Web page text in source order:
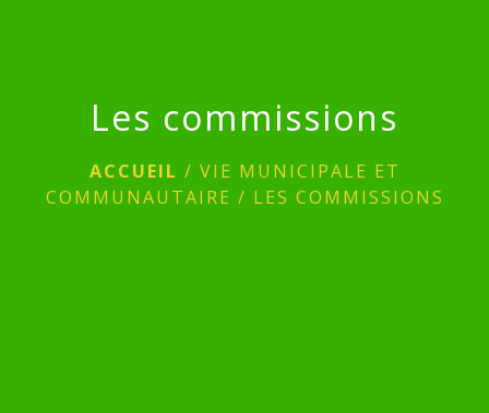
Les commissions
ACCUEIL / VIE MUNICIPALE ET
COMMUNAUTAIRE / LES COMMISSIONS